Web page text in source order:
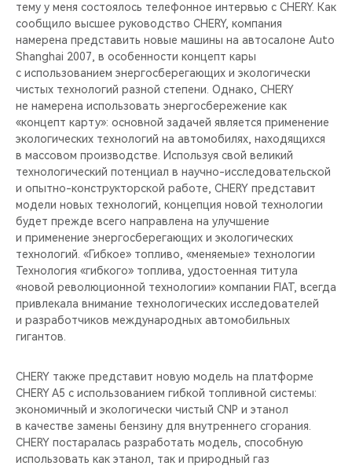
CHERY ДЛЯ ДЕТЕЙ
тему у меня состоялось телефонное интервью с CHERY. Как
сообщило высшее руководство CHERY, компания
намерена представить новые машины на автосалоне Auto
Shanghai 2007, в особенности концепт кары
с использованием энергосберегающих и экологически
чистых технологий разной степени. Однако, CHERY
не намерена использовать энергосбережение как
«концепт карту»: основной задачей является применение
экологических технологий на автомобилях, находящихся
в массовом производстве. Используя свой великий
технологический потенциал в научно-исследовательской
и опытно-конструкторской работе, CHERY представит
модели новых технологий, концепция новой технологии
будет прежде всего направлена на улучшение
и применение энергосберегающих и экологических
технологий. «Гибкое» топливо, «меняемые» технологии
Технология «гибкого» топлива, удостоенная титула
«новой революционной технологии» компании FIAT, всегда
привлекала внимание технологических исследователей
и разработчиков международных автомобильных
гигантов.
CHERY также представит новую модель на платформе
CHERY A5 с использованием гибкой топливной системы:
экономичный и экологически чистый CNP и этанол
в качестве замены бензину для внутреннего сгорания.
CHERY постаралась разработать модель, способную
использовать как этанол, так и природный газ